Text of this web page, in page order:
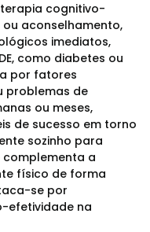
cognitivo-
aconselhamento,
imediatos,
como diabetes ou
por fatores
problemas de
ou meses,
de sucesso em torno
sozinho para
a
físico de forma
se por
efetividade na